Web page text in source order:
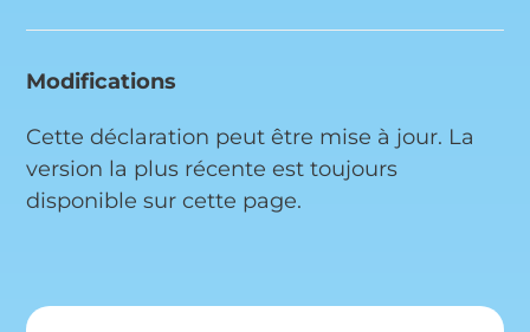
Modifications
Cette déclaration peut être mise à jour. La
version la plus récente est toujours
disponible sur cette page.